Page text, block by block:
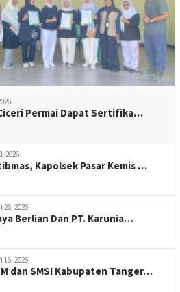
Ciceri Permai Dapat Sertifika…
2026
Kapolsek Pasar Kemis …
26, 2026
Berlian Dan PT. Karunia…
16, 2026
dan SMSI Kabupaten Tanger…